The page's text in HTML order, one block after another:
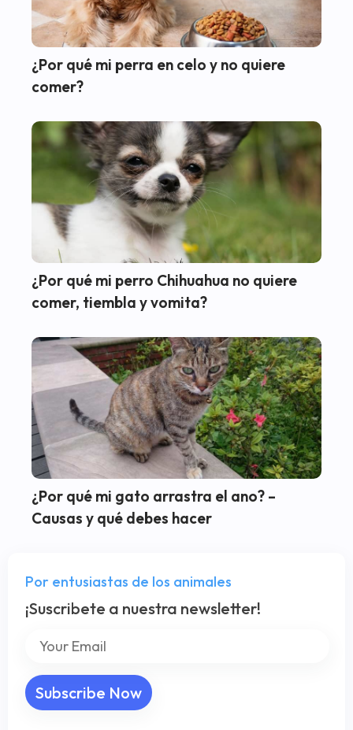
¿Por qué mi perra en celo y no quiere
comer?
¿Por qué mi perro Chihuahua no quiere
comer, tiembla y vomita?
¿Por qué mi gato arrastra el ano? –
Causas y qué debes hacer
Por entusiastas de los animales
¡Suscribete a nuestra newsletter!